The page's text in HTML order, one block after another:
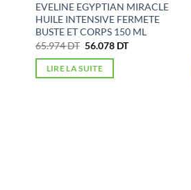
EVELINE EGYPTIAN MIRACLE
HUILE INTENSIVE FERMETE
BUSTE ET CORPS 150 ML
65.974DT Le
initial
était :
56.078 DTLe
LIRE LA SUITE